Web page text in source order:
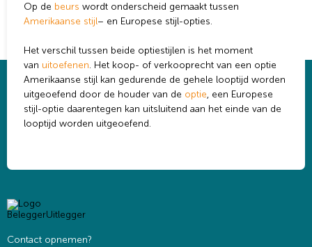
Op de beurs wordt onderscheid gemaakt tussen
Amerikaanse stijl– en Europese stijl-opties.
Het verschil tussen beide optiestijlen is het moment
van uitoefenen. Het koop- of verkooprecht van een optie
Amerikaanse stijl kan gedurende de gehele looptijd worden
uitgeoefend door de houder van de optie, een Europese
stijl-optie daarentegen kan uitsluitend aan het einde van de
looptijd worden uitgeoefend.
Contact opnemen?